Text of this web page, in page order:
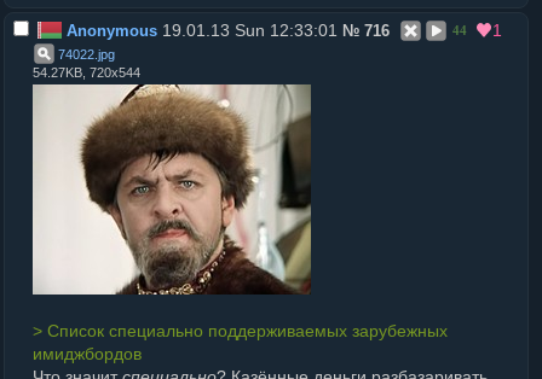
Anonymous19.01.13 Sun 12:33:01 № 716 44 1
74022 jpg
54.27KB, 720x544
> Список специально поддерживаемых зарубежных
имиджбордов